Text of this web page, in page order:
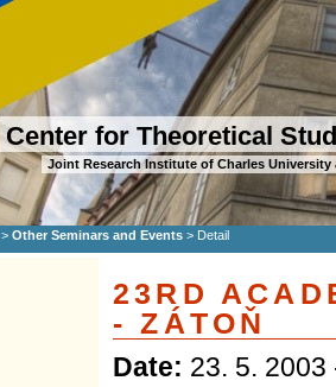
Center for Theoretical
Joint Research Institute of Charles
> Other Seminars and Events > Detail
23RD
- ZÁTOŇ
Date: 23. 5. 2003